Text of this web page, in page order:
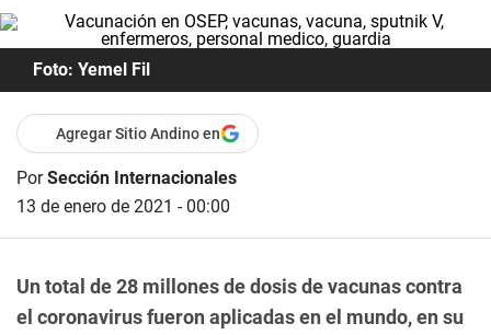
Foto: Yemel Fil
Agregar Sitio Andino en
PorSección Internacionales
13 de enero de 2021 - 00:00
Un total de 28 millones de dosis de vacunas contra
el coronavirus fueron aplicadas en el mundo, en su